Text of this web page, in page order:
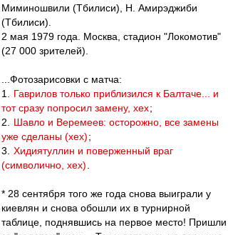
Миминошвили (Тбилиси), Н. Амирэджиби
(Тбилиси).
2 мая 1979 года. Москва, стадион "Локомотив"
(27 000 зрителей).
...Фотозарисовки с матча:
1.
Гаврилов только приблизился к Балтаче... и
тот сразу попросил замену, хех;
2.
Шавло и Веремеев: осторожно, все замены
уже сделаны (хех);
3. Хидиятуллин и поверженный враг
(символично, хех)
* 28 сентября того же года снова выиграли у
киевлян и снова обошли их в турнирной
таблице, поднявшись на первое место! Пришли